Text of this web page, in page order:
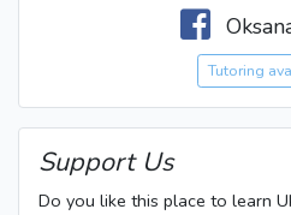
Tutoring
Support Us
Do you like this place to learn